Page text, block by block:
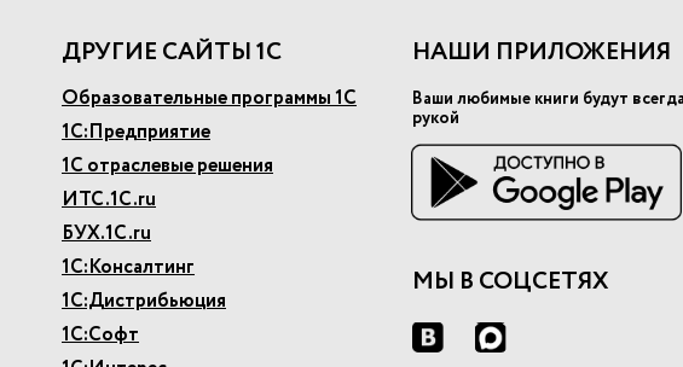
ДРУГИЕ САЙТЫ 1С
Образовательные программы 1С
1С:Предприятие
1С отраслевые решения
ИТС.1С.ru
БУХ.1С.ru
1С:Консалтинг
1С:Дистрибьюция
1С:Софт
НАШИ ПРИЛОЖЕНИЯ
Ваши любимые книги будут
рукой
МЫ В СОЦСЕТЯХ